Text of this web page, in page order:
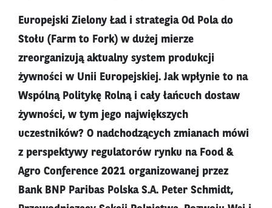
Europejski Zielony Ład i strategia Od Pola do
Stołu (Farm to Fork) w dużej mierze
zreorganizują aktualny system produkcji
żywności w Unii Europejskiej. Jak wpłynie to na
Wspólną Politykę Rolną i cały łańcuch dostaw
żywności, w tym jego największych
uczestników? O nadchodzących zmianach mówi
z perspektywy regulatorów rynku na Food &
Agro Conference 2021 organizowanej przez
Bank BNP Paribas Polska S.A. Peter Schmidt,